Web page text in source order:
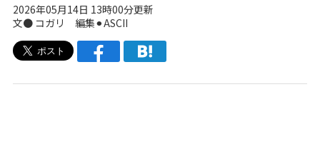
2026年05月14日 13時00分更新
文● コガリ 編集⚫︎ASCII